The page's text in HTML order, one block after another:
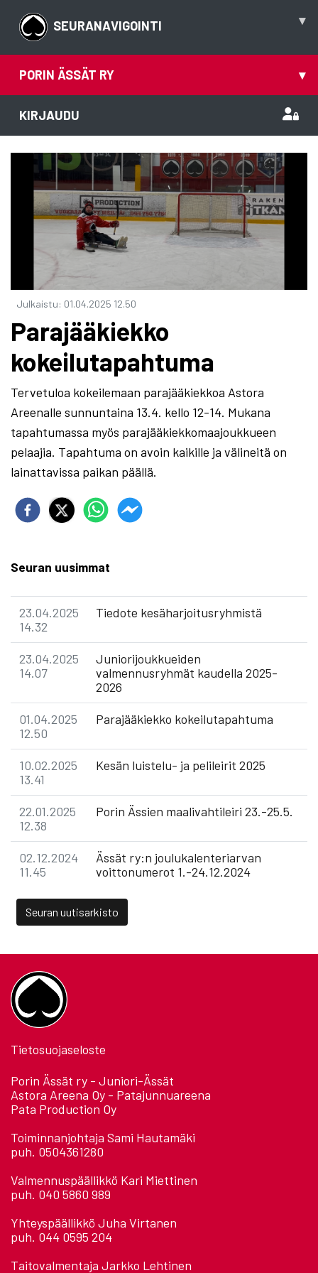
SEURANAVIGOINTI ▾
PORIN ÄSSÄT RY ▾
KIRJAUDU
Julkaistu: 01.04.2025 12.50
Parajääkiekko
kokeilutapahtuma
Tervetuloa kokeilemaan parajääkiekkoa Astora
Areenalle sunnuntaina 13.4. kello 12-14. Mukana
tapahtumassa myös parajääkiekkomaajoukkueen
pelaajia. Tapahtuma on avoin kaikille ja välineitä on
lainattavissa paikan päällä.
Seuran uusimmat
23.04.2025
14.32
Tiedote kesäharjoitusryhmistä
23.04.2025
14.07
Juniorijoukkueiden
valmennusryhmät kaudella 2025-
2026
01.04.2025
12.50
Parajääkiekko kokeilutapahtuma
10.02.2025
13.41
Kesän luistelu- ja pelileirit 2025
22.01.2025
12.38
Porin Ässien maalivahtileiri 23.-25.5.
02.12.2024
11.45
Ässät ry:n joulukalenteriarvan
voittonumerot 1.-24.12.2024
Seuran uutisarkisto
Tietosuojaseloste
Porin Ässät ry - Juniori-Ässät
Astora Areena Oy - Patajunnuareena
Pata Production Oy
Toiminnanjohtaja Sami Hautamäki
puh. 0504361280
Valmennuspäällikkö Kari Miettinen
puh. 040 5860 989
Yhteyspäällikkö Juha Virtanen
puh. 044 0595 204
Taitovalmentaja Jarkko Lehtinen